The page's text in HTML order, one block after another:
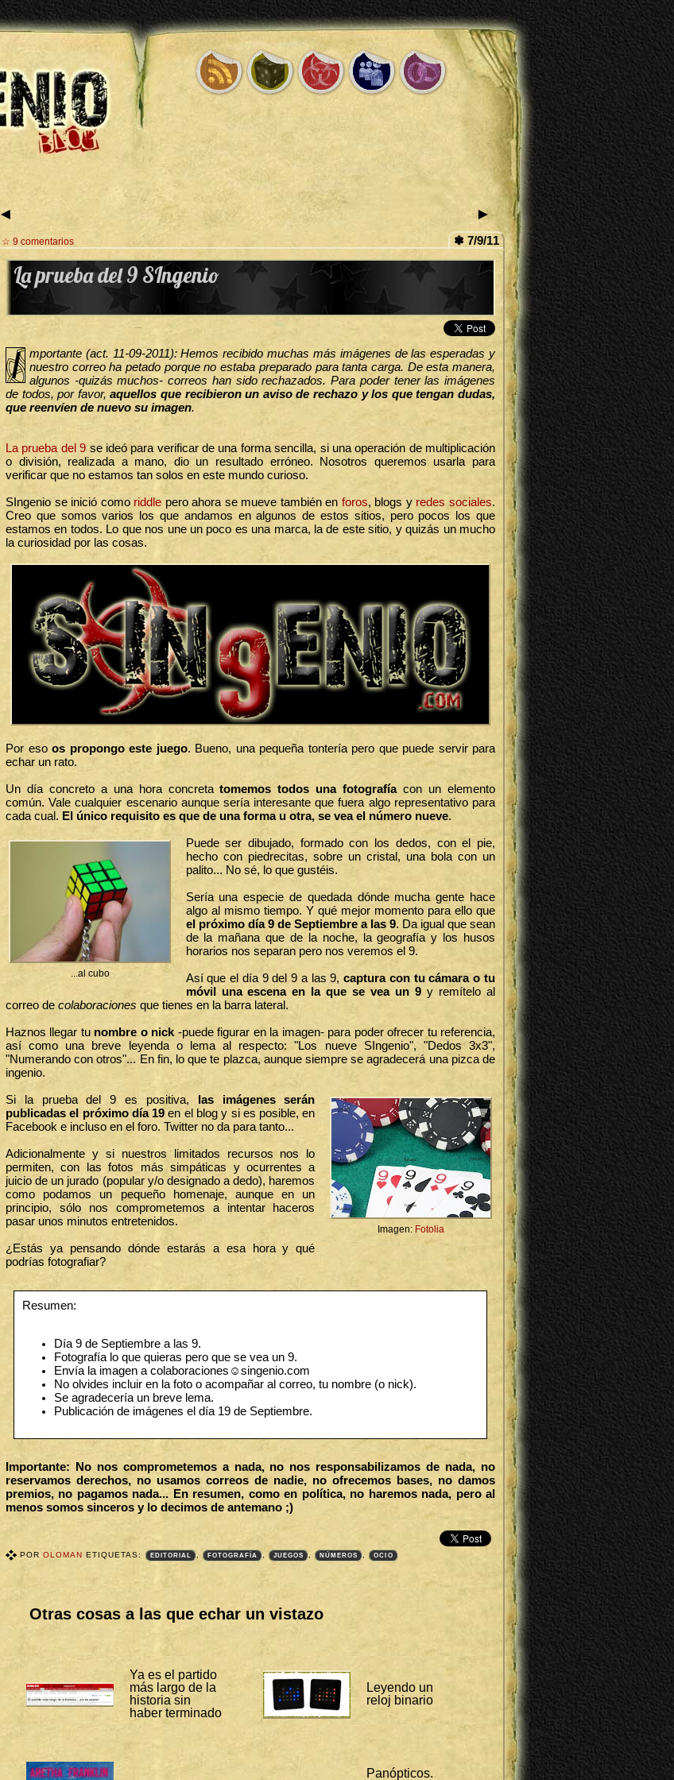
◄ ►
✽ 7/9/11
☆ 9 comentarios
La prueba del 9 SIngenio
I
mportante (act. 11-09-2011): Hemos recibido muchas más imágenes de las esperadas y
nuestro correo ha petado porque no estaba preparado para tanta carga. De esta manera,
algunos -quizás muchos- correos han sido rechazados. Para poder tener las imágenes
de todos, por favor,aquellos que recibieron un aviso de rechazo y los que tengan dudas,
que reenvíen de nuevo su imagen.
La prueba del 9 se ideó para verificar de una forma sencilla, si una operación de multiplicación
o división, realizada a mano, dio un resultado erróneo. Nosotros queremos usarla para
verificar que no estamos tan solos en este mundo curioso.
SIngenio se inició como riddle pero ahora se mueve también en foros, blogs y redes sociales.
Creo que somos varios los que andamos en algunos de estos sitios, pero pocos los que
estamos en todos. Lo que nos une un poco es una marca, la de este sitio, y quizás un mucho
la curiosidad por las cosas.
Por eso os propongo este juego. Bueno, una pequeña tontería pero que puede servir para
echar un rato.
Un día concreto a una hora concretatomemos todos una fotografíacon un elemento
común. Vale cualquier escenario aunque sería interesante que fuera algo representativo para
cada cual. El único requisito es que de una forma u otra, se vea el número nueve.
...al cubo
Puede ser dibujado, formado con los dedos, con el pie,
hecho con piedrecitas, sobre un cristal, una bola con un
palito... No sé, lo que gustéis.
Sería una especie de quedada dónde mucha gente hace
algo al mismo tiempo. Y qué mejor momento para ello que
el próximo día 9 de Septiembre a las 9. Da igual que sean
de la mañana que de la noche, la geografía y los husos
horarios nos separan pero nos veremos el 9.
Así que el día 9 del 9 a las 9,captura con tu cámara o tu
móvil una escena en la que se vea un 9 y remítelo al
correo de colaboraciones que tienes en la barra lateral.
Haznos llegar tu nombre o nick -puede figurar en la imagen- para poder ofrecer tu referencia,
así como una breve leyenda o lema al respecto: "Los nueve SIngenio", "Dedos 3x3",
"Numerando con otros"... En fin, lo que te plazca, aunque siempre se agradecerá una pizca de
ingenio.
Imagen: Fotolia
Si la prueba del 9 es positiva,
las imágenes serán
publicadas el próximo día 19en el blog y si es posible, en
Facebook e incluso en el foro. Twitter no da para tanto...
Adicionalmente y si nuestros limitados recursos nos lo
permiten, con las fotos más simpáticas y ocurrentes a
juicio de un jurado (popular y/o designado a dedo), haremos
como podamos un pequeño homenaje, aunque en un
principio, sólo nos comprometemos a intentar haceros
pasar unos minutos entretenidos.
¿Estás ya pensando dónde estarás a esa hora y qué
podrías fotografiar?
Resumen:
Día 9 de Septiembre a las 9.
Fotografía lo que quieras pero que se vea un 9.
Envía la imagen a colaboraciones☺singenio.com
No olvides incluir en la foto o acompañar al correo, tu nombre (o nick).
Se agradecería un breve lema.
Publicación de imágenes el día 19 de Septiembre.
Importante: No nos comprometemos a nada, no nos responsabilizamos de nada, no
reservamos derechos, no usamos correos de nadie, no ofrecemos bases, no damos
premios, no pagamos nada... En resumen, como en política, no haremos nada, pero al
menos somos sinceros y lo decimos de antemano ;)
POROLOMANETIQUETAS: EDITORIAL , FOTOGRAFÍA , JUEGOS , NÚMEROS , OCIO
Otras cosas a las que echar un vistazo
Ya es el partido
más largo de la
historia sin
haber terminado
Leyendo un
reloj binario
Panópticos.